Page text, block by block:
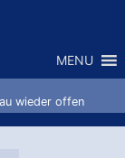
MENU
wieder offen